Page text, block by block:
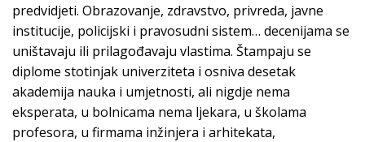
predvidjeti. Obrazovanje, zdravstvo, privreda, javne
institucije, policijski i pravosudni sistem… decenijama se
uništavaju ili prilagođavaju vlastima. Štampaju se
diplome stotinjak univerziteta i osniva desetak
akademija nauka i umjetnosti, ali nigdje nema
eksperata, u bolnicama nema ljekara, u školama
profesora, u firmama inžinjera i arhitekata,